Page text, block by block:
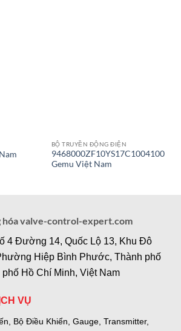
BỘ TRUYỀN ĐỘNG ĐIỆN
9468000ZF10YS17C1004100
Gemu Việt Nam
valve-control-expert.com
4 Đường 14, Quốc Lộ 13, Khu Đô
Hiệp Bình Phước, Thành phố
Hồ Chí Minh, Việt Nam
VỤ
Bộ Điều Khiển, Gauge, Transmitter,